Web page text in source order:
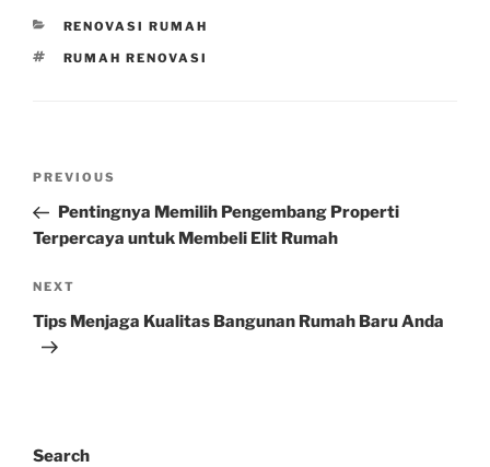
CATEGORIES
RENOVASI RUMAH
TAGS
RUMAH RENOVASI
Previous
Post
PREVIOUS
Pentingnya Memilih Pengembang Properti
Terpercaya untuk Membeli Elit Rumah
Next
Post
NEXT
Tips Menjaga Kualitas Bangunan Rumah Baru Anda
Search